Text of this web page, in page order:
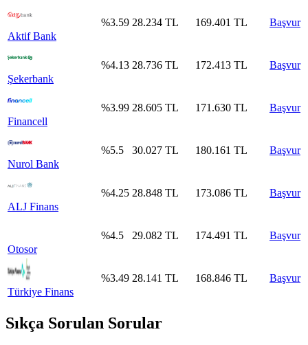
Aktif Bank
%3.59 28.234 TL 169.401 TL Başvur
Şekerbank
%4.13 28.736 TL 172.413 TL Başvur
Financell
%3.99 28.605 TL 171.630 TL Başvur
Nurol Bank
%5.5 30.027 TL 180.161 TL Başvur
ALJ Finans
%4.25 28.848 TL 173.086 TL Başvur
Otosor
%4.5 29.082 TL 174.491 TL Başvur
Türkiye Finans
%3.49 28.141 TL 168.846 TL Başvur
Sıkça Sorulan Sorular